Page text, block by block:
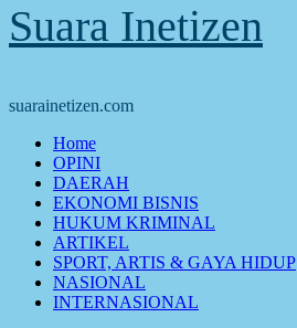
Suara Inetizen
suarainetizen.com
Primary
Menu
Home
OPINI
DAERAH
EKONOMI BISNIS
HUKUM KRIMINAL
ARTIKEL
SPORT, ARTIS & GAYA HIDUP
NASIONAL
INTERNASIONAL